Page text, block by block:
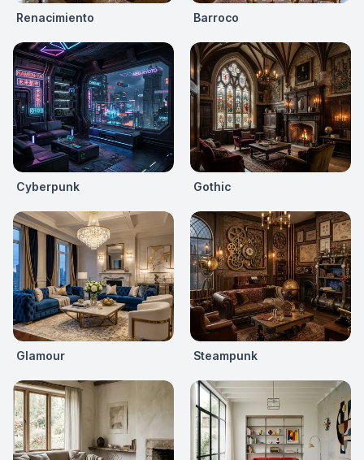
Renacimiento Barroco
Cyberpunk Gothic
Glamour Steampunk